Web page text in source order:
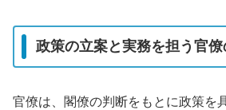
政策の立案と実務を担う官僚
官僚は、閣僚の判断をもとに政策を